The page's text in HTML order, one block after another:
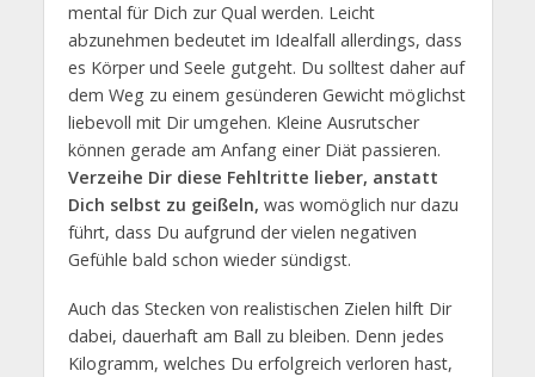
mental für Dich zur Qual werden. Leicht
abzunehmen bedeutet im Idealfall allerdings, dass
es Körper und Seele gutgeht. Du solltest daher auf
dem Weg zu einem gesünderen Gewicht möglichst
liebevoll mit Dir umgehen. Kleine Ausrutscher
können gerade am Anfang einer Diät passieren.
Verzeihe Dir diese Fehltritte lieber, anstatt
Dich selbst zu geißeln, was womöglich nur dazu
führt, dass Du aufgrund der vielen negativen
Gefühle bald schon wieder sündigst.
Auch das Stecken von realistischen Zielen hilft Dir
dabei, dauerhaft am Ball zu bleiben. Denn jedes
Kilogramm, welches Du erfolgreich verloren hast,